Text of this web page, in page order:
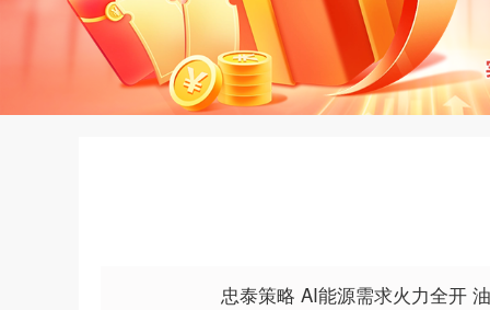
忠泰策略 AI能源需求火力全开